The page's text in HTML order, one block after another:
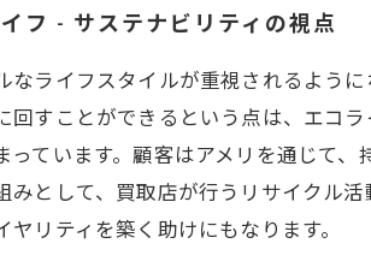
フ - サステナビリティの視点
なライフスタイルが重視されるよう
回すことができるという点は、エコ
っています。顧客はアメリを通じて
みとして、買取店が行うリサイクル
リティを築く助けにもなります。